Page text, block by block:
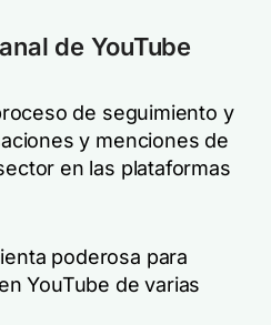
de YouTube
de seguimiento y
y menciones de
en las plataformas
poderosa para
YouTube de varias